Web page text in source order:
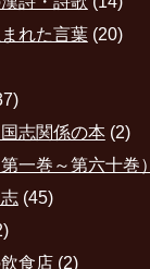
れた言葉(20)
志関係の本(2)
一巻～第六十巻）
(45)
食店(2)